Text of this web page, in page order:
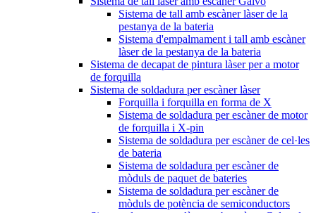
Sistema de tall amb escàner làser de la
pestanya de la bateria
Sistema d'empalmament i tall amb escàner
làser de la pestanya de la bateria
Sistema de decapat de pintura làser per a motor
de forquilla
Sistema de soldadura per escàner làser
Forquilla i forquilla en forma de X
Sistema de soldadura per escàner de motor
de forquilla i X-pin
Sistema de soldadura per escàner de cel·les
de bateria
Sistema de soldadura per escàner de
mòduls de paquet de bateries
Sistema de soldadura per escàner de
mòduls de potència de semiconductors